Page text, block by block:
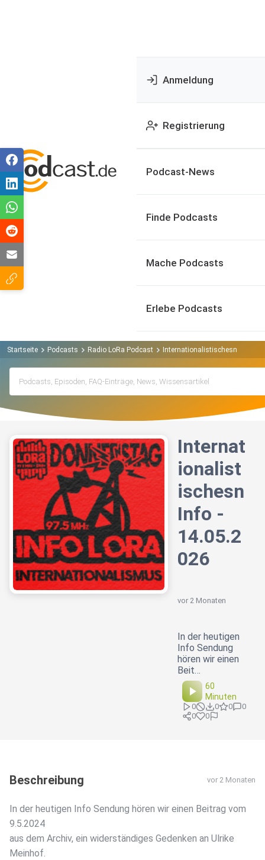
Anmeldung
Registrierung
Podcast-News
Finde Podcasts
Mache Podcasts
Erlebe Podcasts
Startseite Podcasts Radio LoRa Podcast Internationalistischesn Info -
Internat
ionalist
ischesn
Info -
14.05.2
026
vor 2 Monaten
In der heutigen
Info Sendung
hören wir einen
Beit…
60
Minuten
0 0 0
0
0
0
Beschreibung vor 2 Monaten
In der heutigen Info Sendung hören wir einen Beitrag vom
9.5.2024
aus dem Archiv, ein widerständiges Gedenken an Ulrike
Meinhof.